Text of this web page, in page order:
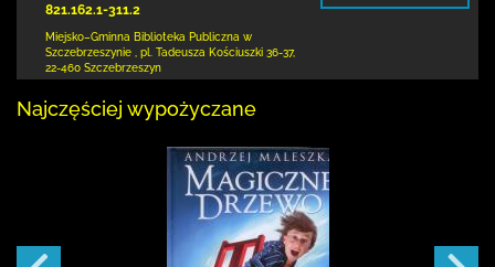
821.162.1-311.2
Miejsko–Gminna Biblioteka Publiczna w
Szczebrzeszynie
pl. Tadeusza Kościuszki 36-37,
22-460 Szczebrzeszyn
Najczęściej wypożyczane